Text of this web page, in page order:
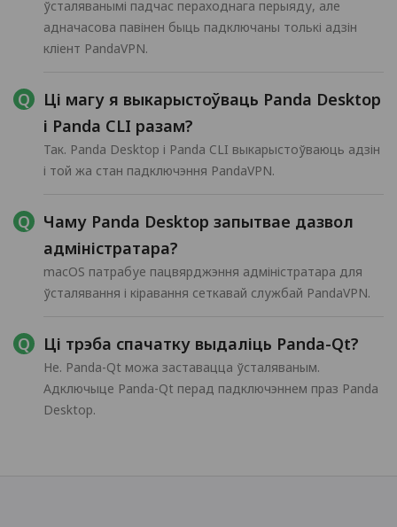
ўсталяванымі падчас пераходнага перыяду, але
адначасова павінен быць падключаны толькі адзін
кліент PandaVPN.
Ці магу я выкарыстоўваць Panda Desktop
і Panda CLI разам?
Так. Panda Desktop і Panda CLI выкарыстоўваюць адзін
і той жа стан падключэння PandaVPN.
Чаму Panda Desktop запытвае дазвол
адміністратара?
macOS патрабуе пацвярджэння адміністратара для
ўсталявання і кіравання сеткавай службай PandaVPN.
Ці трэба спачатку выдаліць Panda-Qt?
Не. Panda-Qt можа заставацца ўсталяваным.
Адключыце Panda-Qt перад падключэннем праз Panda
Desktop.